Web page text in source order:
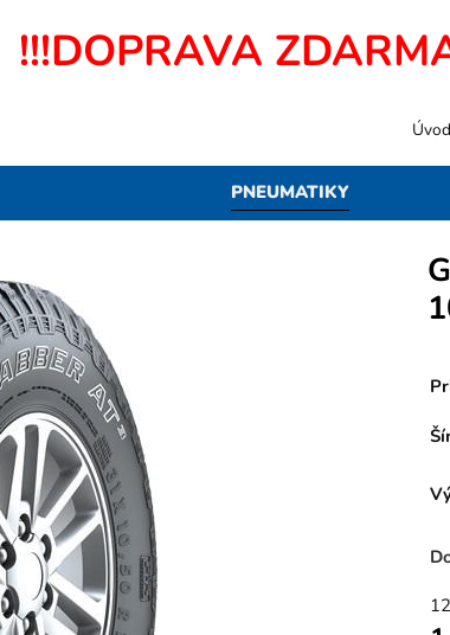
!!!DOPRAVA
PNEUMATIKY
Úvod